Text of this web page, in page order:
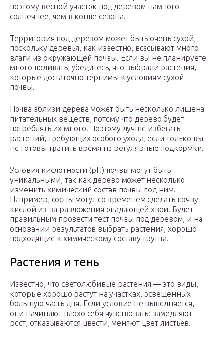
поэтому весной участок под деревом намного
солнечнее, чем в конце сезона.
Территория под деревом может быть очень сухой,
поскольку деревья, как известно, всасывают много
влаги из окружающей почвы. Если вы не планируете
много поливать, убедитесь, что выбрали растения,
которые достаточно терпимы к условиям сухой
почвы.
Почва вблизи дерева может быть несколько лишена
питательных веществ, потому что дерево будет
потреблять их много. Поэтому лучше избегать
растений, требующих особого ухода, если только вы
не готовы тратить время на регулярные подкормки.
Условия кислотности (pH) почвы могут быть
уникальными, так как дерево может несколько
изменить химический состав почвы под ним.
Например, сосны могут со временем сделать почву
кислой из-за разложения опадающей хвои. Будет
правильным провести тест почвы под деревом, и на
основании результатов выбрать растения, хорошо
подходящие к химическому составу грунта.
Растения и тень
Известно, что светолюбивые растения — это виды,
которые хорошо растут на участках, освещенных
большую часть дня. Если условие не выполняется,
они начинают плохо себя чувствовать: замедляют
рост, отказываются цвести, меняют цвет листьев.